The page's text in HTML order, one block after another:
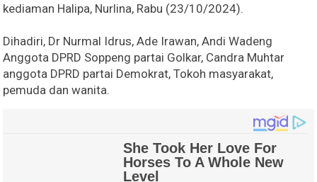
kediaman Halipa, Nurlina, Rabu (23/10/2024).
Dihadiri, Dr Nurmal Idrus, Ade Irawan, Andi Wadeng
Anggota DPRD Soppeng partai Golkar, Candra Muhtar
anggota DPRD partai Demokrat, Tokoh masyarakat,
pemuda dan wanita.